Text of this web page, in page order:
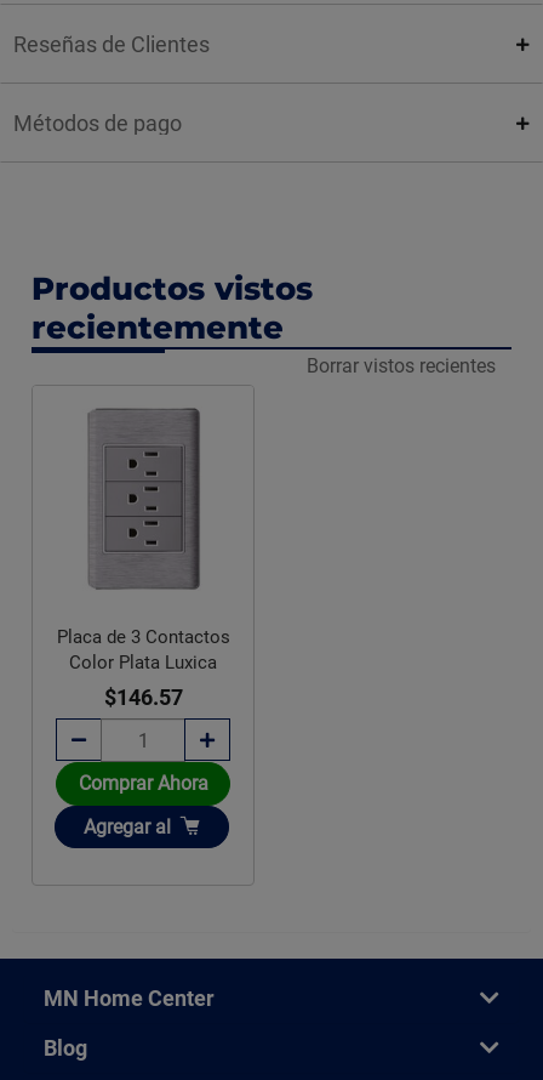
Reseñas de Clientes
Métodos de pago
Productos vistos
recientemente
Borrar vistos recientes
Placa de 3 Contactos
Color Plata Luxica
$146.57
Comprar Ahora
Añadir
Agregar al
MN Home Center
Blog